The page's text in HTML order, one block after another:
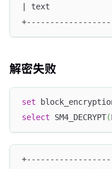
| text
解密失败
set
select SM4_DECRYPT(